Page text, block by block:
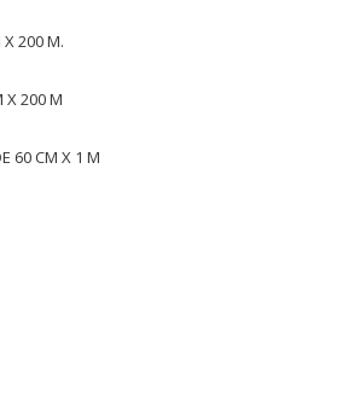
X 200 M.
X 200 M
60 CM X 1 M